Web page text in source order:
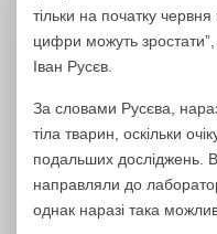
тільки на початку
цифри можуть
Іван Русєв.
За словами Русєва,
тіла тварин, оскільки
подальших досліджень.
направляли до
однак наразі така